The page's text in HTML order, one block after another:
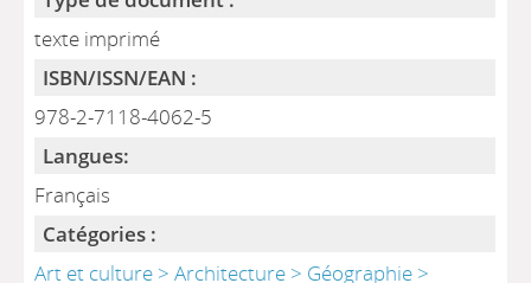
texte imprimé
ISBN/ISSN/EAN :
978-2-7118-4062-5
Langues:
Français
Catégories :
Art et culture > Architecture > Géographie >